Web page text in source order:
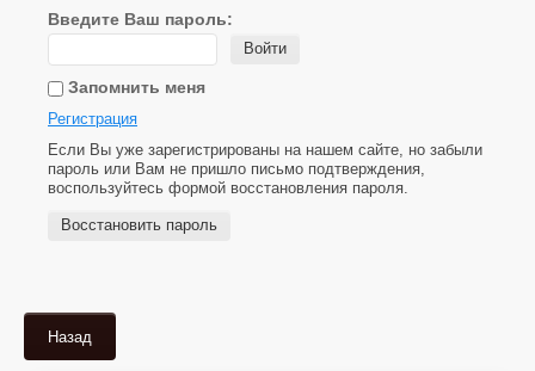
Введите Ваш пароль:
Войти
Запомнить меня
Регистрация
Если Вы уже зарегистрированы на нашем сайте, но забыли
пароль или Вам не пришло письмо подтверждения,
воспользуйтесь формой восстановления пароля.
Восстановить пароль
Назад